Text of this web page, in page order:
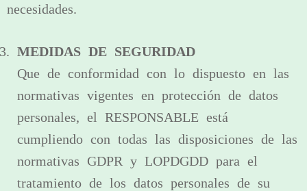
necesidades.
MEDIDAS DE SEGURIDAD
Que de conformidad con lo dispuesto en las
normativas vigentes en protección de datos
personales, el RESPONSABLE está
cumpliendo con todas las disposiciones de las
normativas GDPR y LOPDGDD para el
tratamiento de los datos personales de su